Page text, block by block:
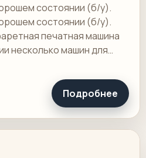
состоянии (б/у).
состоянии (б/у).
печатная машина
несколько машин для
машины,
Подробнее